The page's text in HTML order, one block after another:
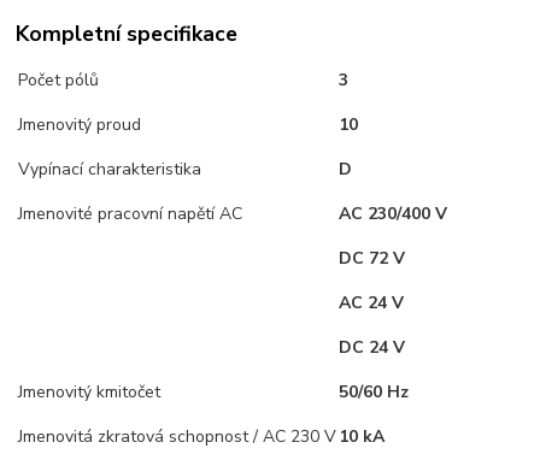
Kompletní specifikace
Počet pólů
3
Jmenovitý proud
10
Vypínací charakteristika
D
Jmenovité pracovní napětí AC
AC 230/400 V
DC 72 V
AC 24 V
DC 24 V
Jmenovitý kmitočet
50/60 Hz
Jmenovitá zkratová schopnost / AC 230 V 10 kA